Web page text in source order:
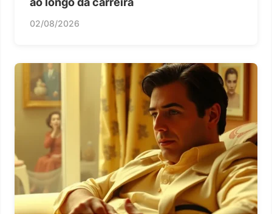
02/08/2026